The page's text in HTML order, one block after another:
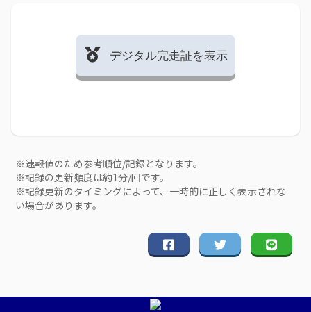
デジタル完走証を表示
※速報値のため参考順位/記録となります。
※記録の更新頻度は約1分/回です。
※記録更新のタイミングによって、一時的に正しく表示されな
い場合があります。